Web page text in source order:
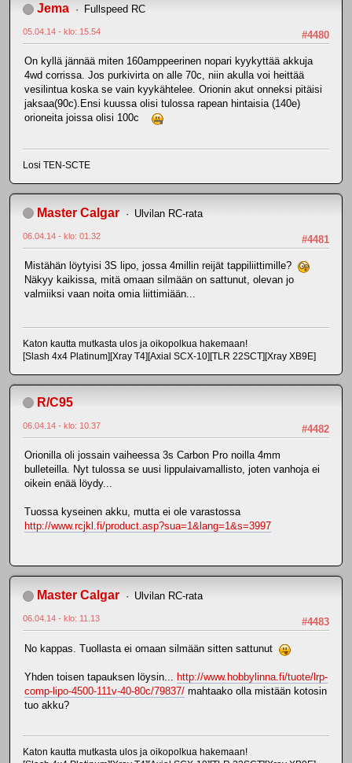
Jema Fullspeed RC
#4480
05.04.14 - klo: 15.54
On kyllä jännää miten 160amppeerinen nopari kyykyttää akkuja
4wd corrissa. Jos purkivirta on alle 70c, niin akulla voi heittää
vesilintua koska se vain kyykähtelee. Orionin akut onneksi pitäisi
jaksaa(90c).Ensi kuussa olisi tulossa rapean hintaisia (140e)
orioneita joissa olisi 100c
Losi TEN-SCTE
Master Calgar Ulvilan RC-rata
#4481
06.04.14 - klo: 01.32
Mistähän löytyisi 3S lipo, jossa 4millin reijät tappiliittimille?
Näkyy kaikissa, mitä omaan silmään on sattunut, olevan jo
valmiiksi vaan noita omia liittimiään...
Katon kautta mutkasta ulos ja oikopolkua hakemaan!
[Slash 4x4 Platinum][Xray T4][Axial SCX-10][TLR 22SCT][Xray XB9E]
R/C95
#4482
06.04.14 - klo: 10.37
Orionilla oli jossain vaiheessa 3s Carbon Pro noilla 4mm
bulleteilla. Nyt tulossa se uusi lippulaivamallisto, joten vanhoja ei
oikein enää löydy...
Tuossa kyseinen akku, mutta ei ole varastossa
http://www.rcjkl.fi/product.asp?sua=1&lang=1&s=3997
Master Calgar Ulvilan RC-rata
#4483
06.04.14 - klo: 11.13
No kappas. Tuollasta ei omaan silmään sitten sattunut
Yhden toisen tapauksen löysin... http://www.hobbylinna.fi/tuote/lrp-
comp-lipo-4500-111v-40-80c/79837/ mahtaako olla mistään kotosin
tuo akku?
Katon kautta mutkasta ulos ja oikopolkua hakemaan!